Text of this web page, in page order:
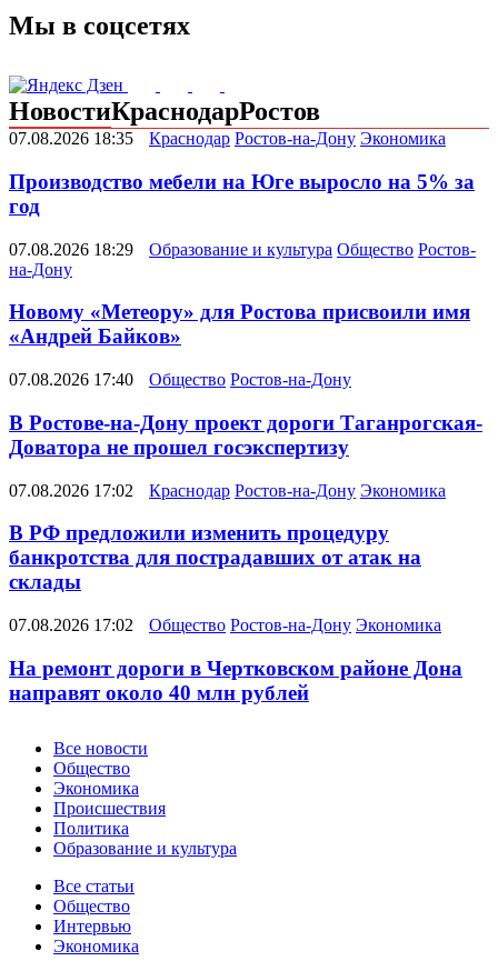
Мы в соцсетях
НовостиКраснодарРостов
07.08.2026 18:35 Краснодар Ростов-на-Дону Экономика
Производство мебели на Юге выросло на 5% за
год
07.08.2026 18:29 Образование и культура Общество Ростов-
на-Дону
Новому «Метеору» для Ростова присвоили имя
«Андрей Байков»
07.08.2026 17:40 Общество Ростов-на-Дону
В Ростове-на-Дону проект дороги Таганрогская-
Доватора не прошел госэкспертизу
07.08.2026 17:02 Краснодар Ростов-на-Дону Экономика
В РФ предложили изменить процедуру
банкротства для пострадавших от атак на
склады
07.08.2026 17:02 Общество Ростов-на-Дону Экономика
На ремонт дороги в Чертковском районе Дона
направят около 40 млн рублей
Новости
Все новости
Общество
Экономика
Происшествия
Политика
Образование и культура
Статьи
Все статьи
Общество
Интервью
Экономика